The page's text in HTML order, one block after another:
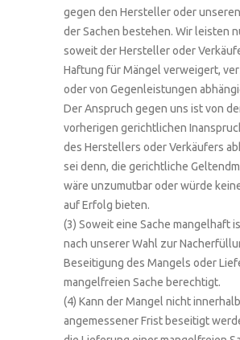
gegen den Hersteller oder
der Sachen bestehen. Wir leisten
soweit der Hersteller oder
Haftung für Mängel verweigert,
oder von Gegenleistungen
Der Anspruch gegen uns ist von
vorherigen gerichtlichen
des Herstellers oder Verkäufers
sei denn, die gerichtliche
wäre unzumutbar oder würde
auf Erfolg bieten.
(3) Soweit eine Sache mangelhaft
nach unserer Wahl zur
Beseitigung des Mangels oder
mangelfreien Sache berechtigt.
(4) Kann der Mangel nicht innerhalb
angemessener Frist beseitigt